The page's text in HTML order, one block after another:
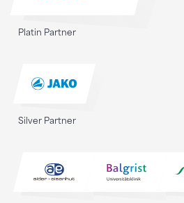
Platin Partner
Silver Partner